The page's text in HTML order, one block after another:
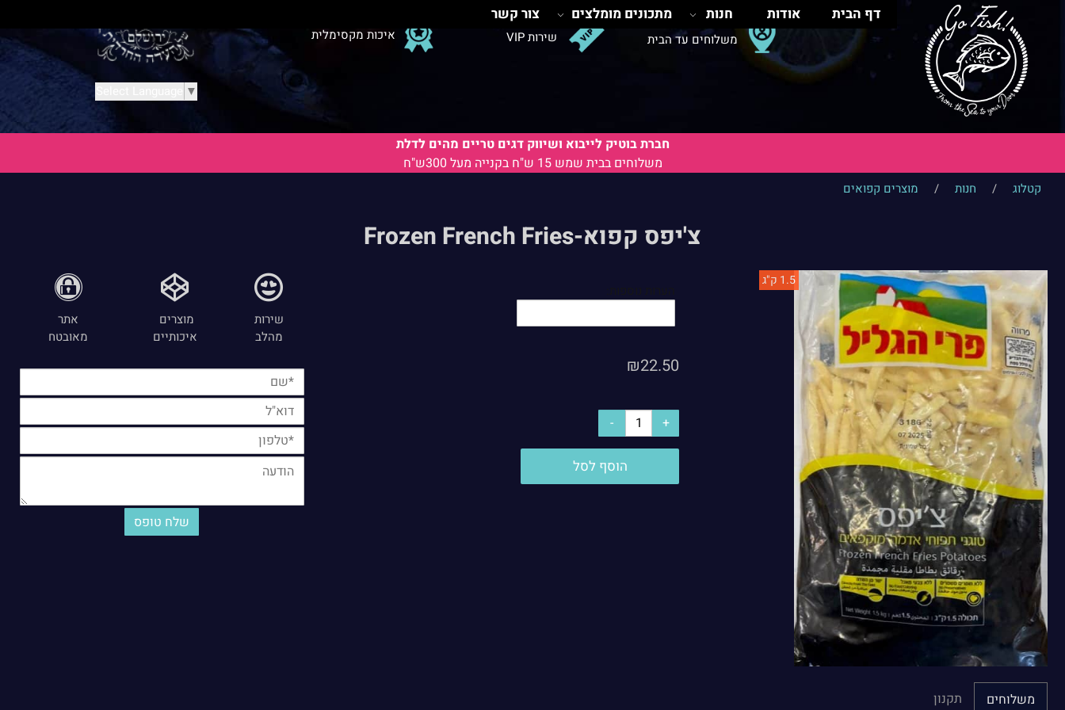
משלוחים עד הבית שירות VIP איכות מקסימלית
▼
דף הבית אודות חנות מתכונים מומלצים צור קשר
חברת בוטיק לייבוא ושיווק דגים טריים מהים לדלת
משלוחים בבית שמש 15 ש"ח בקנייה מעל 300ש"ח
קטלוג / חנות / מוצרים קפואים
צ'יפס קפוא-Frozen French Fries
1.5 ק"ג
₪22.50
הוסף לסל
שירות
מהלב
מוצרים
איכותיים
אתר
מאובטח
משלוחים תקנון